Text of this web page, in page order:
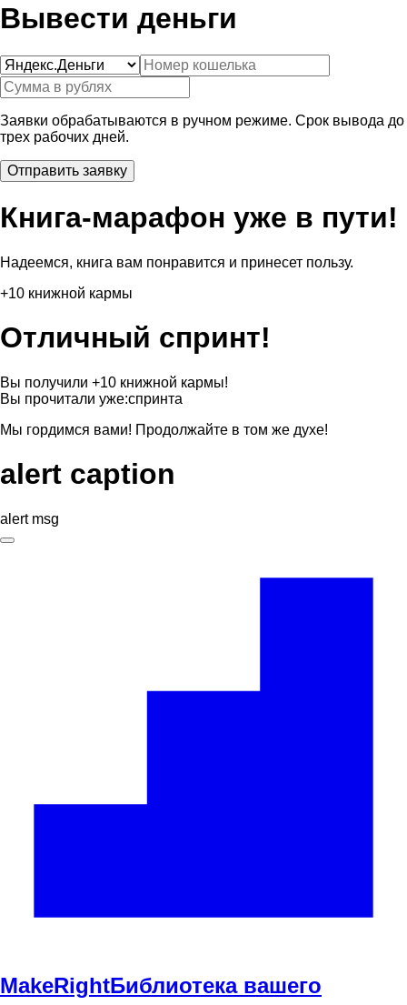
Вывести деньги
Заявки обрабатываются в ручном режиме. Срок вывода до
трех рабочих дней.
Книга-марафон уже в пути!
Надеемся, книга вам понравится и принесет пользу.
+10 книжной кармы
Отличный спринт!
Вы получили +10 книжной кармы!
Вы прочитали уже:спринта
Мы гордимся вами! Продолжайте в том же духе!
alert caption
alert msg
MakeRightБиблиотека вашего